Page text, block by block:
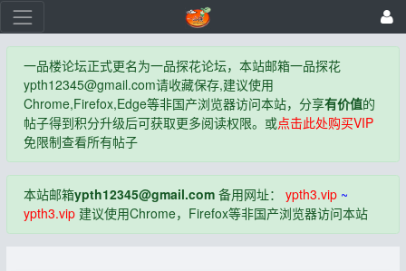
一品楼论坛正式更名为一品探花论坛，本站邮箱一品探花
ypth12345@gmail.com请收藏保存,建议使用
Chrome,Firefox,Edge等非国产浏览器访问本站，分享有价值的
帖子得到积分升级后可获取更多阅读权限。或点击此处购买VIP
免限制查看所有帖子
本站邮箱ypth12345@gmail.com备用网址： ypth3.vip~
ypth3.vip建议使用Chrome，Firefox等非国产浏览器访问本站